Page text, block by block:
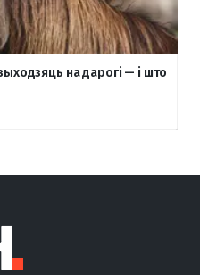
на дарогі — і што